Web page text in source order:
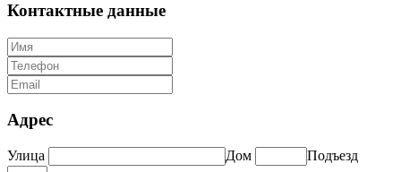
Контактные данные
Адрес
Улица Дом Подъезд